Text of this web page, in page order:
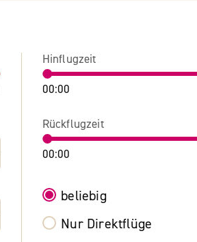
Hinflugzeit
00:00
Rückflugzeit
00:00
beliebig
Nur Direktflüge